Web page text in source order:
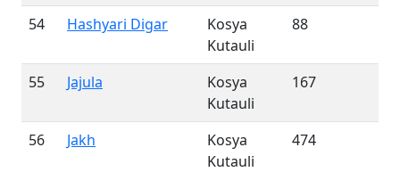
54 Hashyari Digar
Kosya
Kutauli
88
55 Jajula
Kosya
Kutauli
167
56 Jakh
Kosya
Kutauli
474